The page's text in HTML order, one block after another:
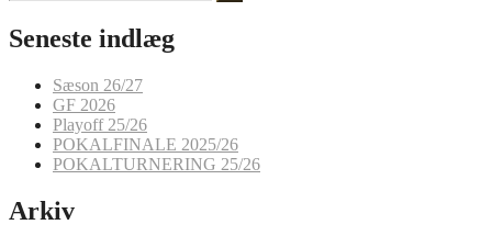
efter:
Seneste indlæg
Sæson 26/27
GF 2026
Playoff 25/26
POKALFINALE 2025/26
POKALTURNERING 25/26
Arkiv